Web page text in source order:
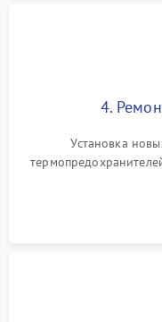
4.
Установка
выгоревших реле,